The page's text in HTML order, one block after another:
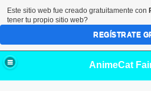
AnimeCat
Este sitio web fue creado gratuitamente con
tener tu propio sitio web?
REGÍSTRATE